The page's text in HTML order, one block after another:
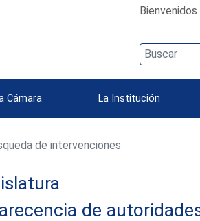
Bienvenidos
Cámara La Institución
de intervenciones
de